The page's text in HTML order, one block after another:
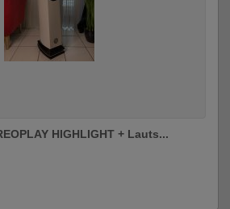
HIGHLIGHT + Lauts...